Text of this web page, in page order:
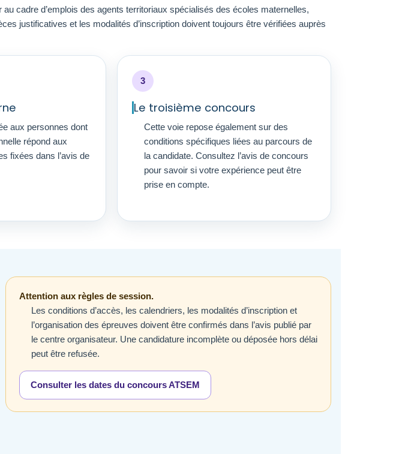
cadre d’emplois des agents territoriaux spécialisés des écoles maternelles,
justificatives et les modalités d’inscription doivent toujours être vérifiées auprès
aux personnes dont
répond aux
fixées dans l’avis de
3
Le troisième concours
Cette voie repose également sur des
conditions spécifiques liées au parcours de
la candidate. Consultez l’avis de concours
pour savoir si votre expérience peut être
prise en compte.
Attention aux règles de session.
Les conditions d’accès, les calendriers, les modalités d’inscription et
l’organisation des épreuves doivent être confirmés dans l’avis publié par
le centre organisateur. Une candidature incomplète ou déposée hors délai
peut être refusée.
Consulter les dates du concours ATSEM